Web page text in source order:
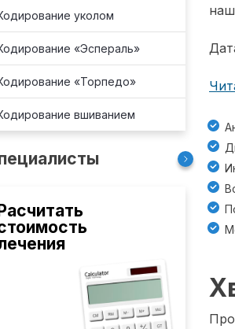
уколом
«Эспераль»
«Торпедо»
вшиванием